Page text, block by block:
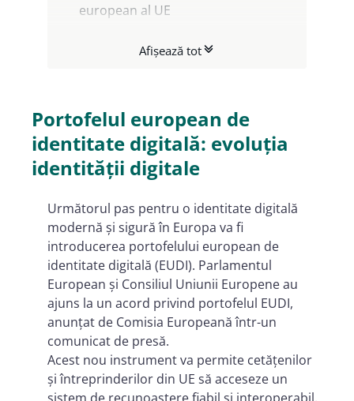
european al UE
european va servi la:
Consorții participante la proiecte-
pilot
Avantajele serviciilor de încredere
O platformă Wallet pentru soluții
digitale integrate în EUDI Wallet
Afișează tot
Portofelul european de
identitate digitală: evoluția
identității digitale
Următorul pas pentru o identitate digitală
modernă și sigură în Europa va fi
introducerea portofelului european de
identitate digitală (EUDI). Parlamentul
European și Consiliul Uniunii Europene au
ajuns la un acord privind portofelul EUDI,
anunțat de Comisia Europeană într-un
comunicat de presă.
Acest nou instrument va permite cetățenilor
și întreprinderilor din UE să acceseze un